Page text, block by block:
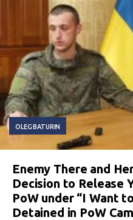
OLEG BATURIN
Enemy There and
Decision to Release
PoW under “I Want
Detained in PoW